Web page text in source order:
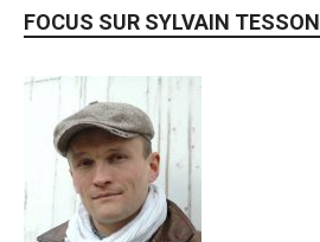
FOCUS SUR SYLVAIN TESSON